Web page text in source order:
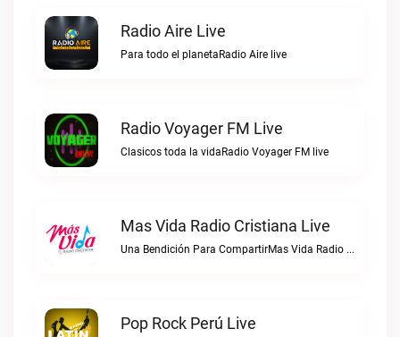
Radio Aire Live
Para todo el planetaRadio Aire live
Radio Voyager FM Live
Clasicos toda la vidaRadio Voyager FM live
Mas Vida Radio Cristiana Live
Una Bendición Para CompartirMas Vida Radio Cristiana live
Pop Rock Perú Live